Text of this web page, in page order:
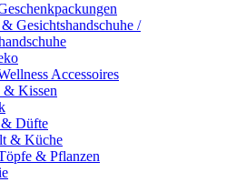
& Gesichtshandschuhe /
Accessoires
& Kissen
Düfte
& Küche
& Pflanzen